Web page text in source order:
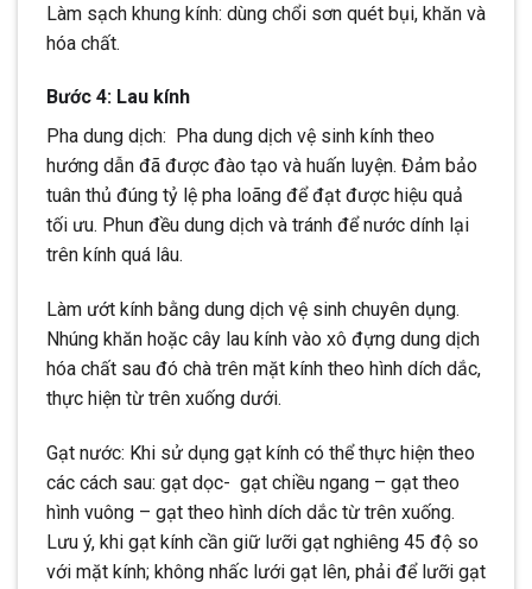
Làm sạch khung kính: dùng chổi sơn quét bụi, khăn và
hóa chất.
Bước 4: Lau kính
Pha dung dịch: Pha dung dịch vệ sinh kính theo
hướng dẫn đã được đào tạo và huấn luyện. Đảm bảo
tuân thủ đúng tỷ lệ pha loãng để đạt được hiệu quả
tối ưu. Phun đều dung dịch và tránh để nước dính lại
trên kính quá lâu.
Làm ướt kính bằng dung dịch vệ sinh chuyên dụng.
Nhúng khăn hoặc cây lau kính vào xô đựng dung dịch
hóa chất sau đó chà trên mặt kính theo hình dích dắc,
thực hiện từ trên xuống dưới.
Gạt nước: Khi sử dụng gạt kính có thể thực hiện theo
các cách sau: gạt dọc- gạt chiều ngang – gạt theo
hình vuông – gạt theo hình dích dắc từ trên xuống.
Lưu ý, khi gạt kính cần giữ lưỡi gạt nghiêng 45 độ so
với mặt kính; không nhấc lưới gạt lên, phải để lưỡi gạt